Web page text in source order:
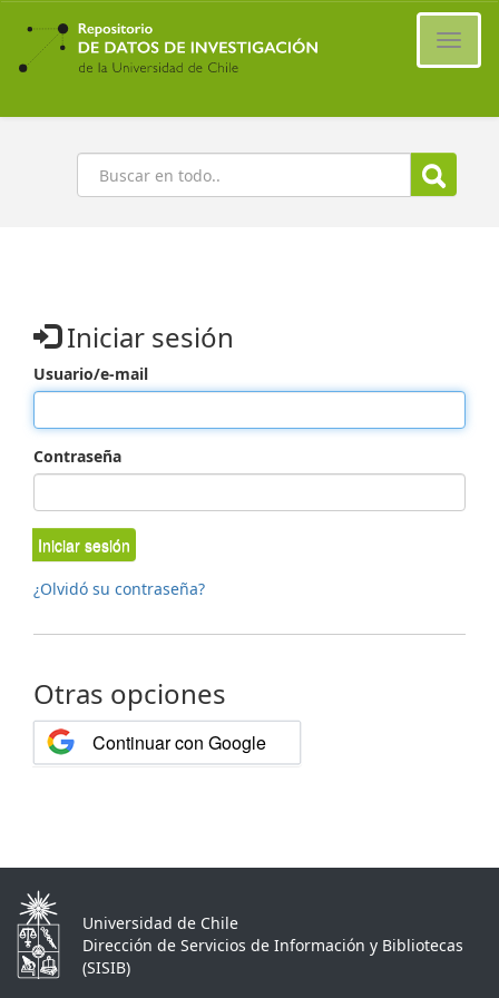
Ir
contenido
principal
Buscar
Iniciar sesión
Usuario/e-mail
Contraseña
Iniciar sesión
¿Olvidó su contraseña?
Otras opciones
Continuar con Google
Universidad de Chile
Dirección de Servicios de Información y Bibliotecas
(SISIB)